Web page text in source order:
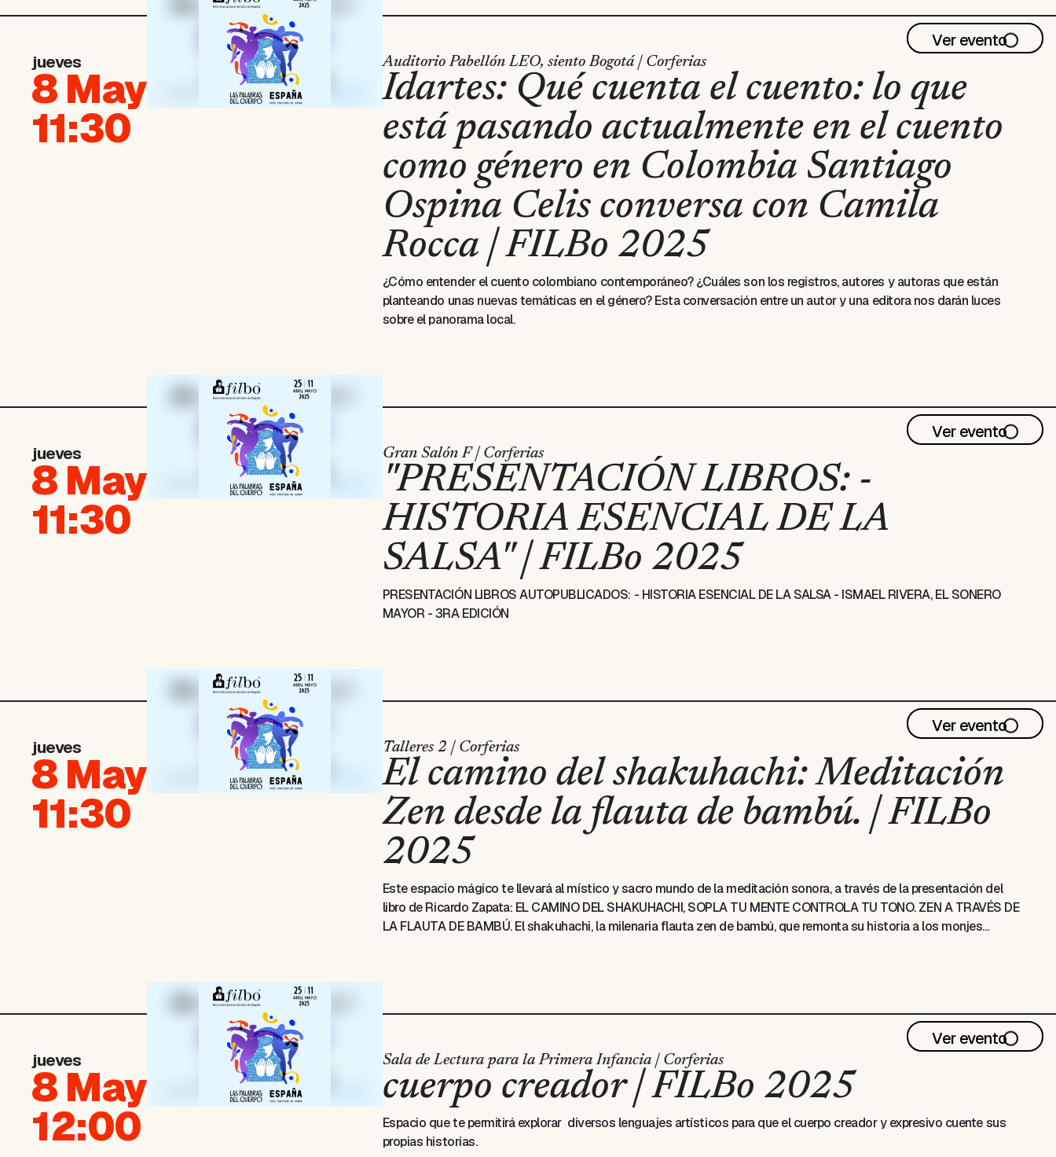
jueves
8 May
11:30
Auditorio Pabellón LEO, siento Bogotá | Corferias
Idartes: Qué cuenta el cuento: lo que
está pasando actualmente en el cuento
como género en Colombia Santiago
Ospina Celis conversa con Camila
Rocca | FILBo 2025
¿Cómo entender el cuento colombiano contemporáneo? ¿Cuáles son los registros, autores y autoras que están
planteando unas nuevas temáticas en el género? Esta conversación entre un autor y una editora nos darán luces
sobre el panorama local.
Ver evento
jueves
8 May
11:30
Gran Salón F | Corferias
"PRESENTACIÓN LIBROS: -
HISTORIA ESENCIAL DE LA
SALSA" | FILBo 2025
PRESENTACIÓN LIBROS AUTOPUBLICADOS: - HISTORIA ESENCIAL DE LA SALSA - ISMAEL RIVERA, EL SONERO
MAYOR - 3RA EDICIÓN
Ver evento
jueves
8 May
11:30
Talleres 2 | Corferias
El camino del shakuhachi: Meditación
Zen desde la flauta de bambú. | FILBo
2025
Este espacio mágico te llevará al místico y sacro mundo de la meditación sonora, a través de la presentación del
libro de Ricardo Zapata: EL CAMINO DEL SHAKUHACHI, SOPLA TU MENTE CONTROLA TU TONO. ZEN A TRAVÉS DE
LA FLAUTA DE BAMBÚ. El shakuhachi, la milenaria flauta zen de bambú, que remonta su historia a los monjes
Ver evento
jueves
8 May
12:00
Sala de Lectura para la Primera Infancia | Corferias
cuerpo creador | FILBo 2025
Espacio que te permitirá explorar diversos lenguajes artísticos para que el cuerpo creador y expresivo cuente sus
propias historias.
Ver evento